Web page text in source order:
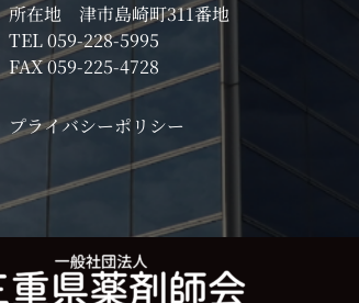
所在地 津市島崎町311番地
TEL059-228-5995
FAX 059-225-4728
プライバシーポリシー